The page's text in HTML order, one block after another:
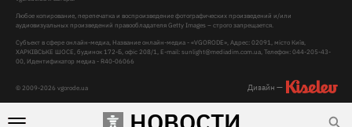
© 2009-2026 vgorode.ua
Любое копирование, перепечатка и воспроизведение фотографических произведений и/или
аудиовизуальных произведений правообладателя Getty Images – строго запрещается.
Субъект в сфере онлайн-медиа, Название онлайн-медиа - «VGORODE», Адрес: 02091, місто Київ,
ХАРКІВСЬКЕ ШОСЕ, будинок 172-Б, офіс 208/1, E-mail:sunlight@mediadim.com.ua , Телефон: 044-205-43-
00, Идентификатор медиа - R40-06066
Дизайн —